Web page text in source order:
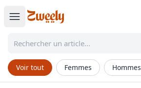
Voir tout Femmes Hommes